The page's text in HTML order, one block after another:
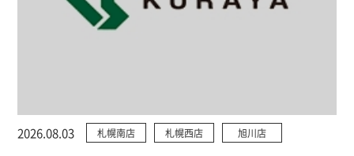
2026.08.03 札幌南店 札幌西店 旭川店